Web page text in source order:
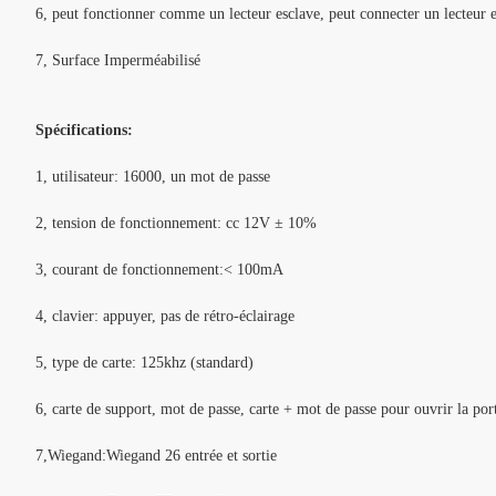
6, peut fonctionner comme un lecteur esclave, peut connecter un lecteur
7, Surface Imperméabilisé
Spécifications:
1, utilisateur: 16000, un mot de passe
2, tension de fonctionnement: cc 12V ± 10%
3, courant de fonctionnement:< 100mA
4, clavier: appuyer, pas de rétro-éclairage
5, type de carte: 125khz (standard)
6, carte de support, mot de passe, carte + mot de passe pour ouvrir la
7,Wiegand:Wiegand 26 entrée et sortie